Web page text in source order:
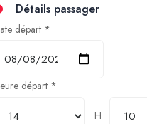
Détails passager
départ *
départ *
H